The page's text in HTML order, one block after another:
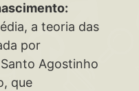
a teoria das
por
Agostinho
que